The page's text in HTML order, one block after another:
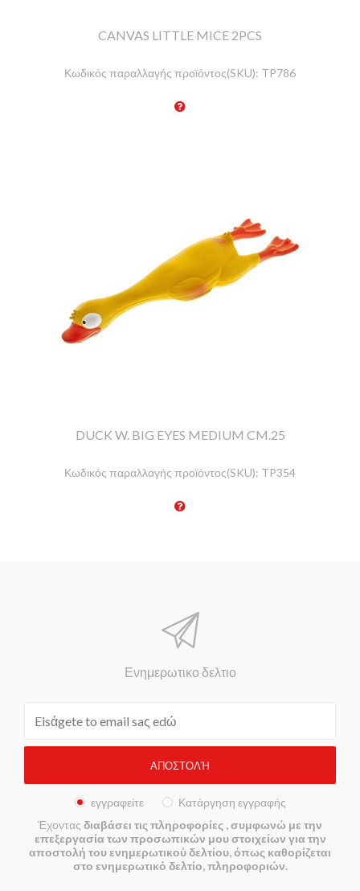
CANVAS LITTLE MICE 2PCS
Κωδικός παραλλαγής προϊόντος(SKU): TP786
DUCK W. BIG EYES MEDIUM CM.25
Κωδικός παραλλαγής προϊόντος(SKU): TP354
Ενημερωτικο δελτιο
εγγραφείτε
Κατάργηση εγγραφής
Έχοντας διαβάσει τις πληροφορίες , συμφωνώ με την
επεξεργασία των προσωπικών μου στοιχείων για την
αποστολή του ενημερωτικού δελτίου, όπως καθορίζεται
στο ενημερωτικό δελτίο, πληροφοριών.